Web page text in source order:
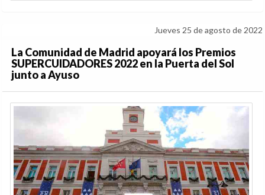
Jueves 25 de agosto de 2022
La Comunidad de Madrid apoyará los Premios
SUPERCUIDADORES 2022 en la Puerta del Sol
junto a Ayuso